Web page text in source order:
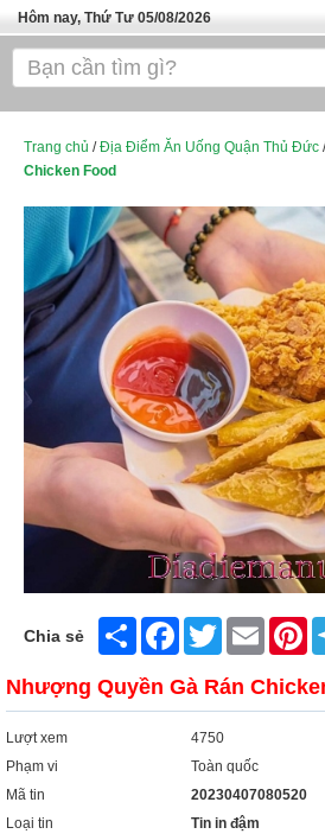
Hôm nay, Thứ Tư 05/08/2026
Trang chủ
Bánh - Đồ Ăn Vặt
TOP QUÁN ĂN
ĐỊA ĐIỂM ĂN UỐNG HÀ NỘI
Trang chủ /Địa Điểm Ăn Uống Quận Thủ Đức
Chicken Food
Chia sẻ Share FacebookTwitter Email
Nhượng Quyền Gà Rán
Lượt xem
4750
Phạm vi
Toàn quốc
Mã tin
20230407080520
Loại tin
Tin in đậm